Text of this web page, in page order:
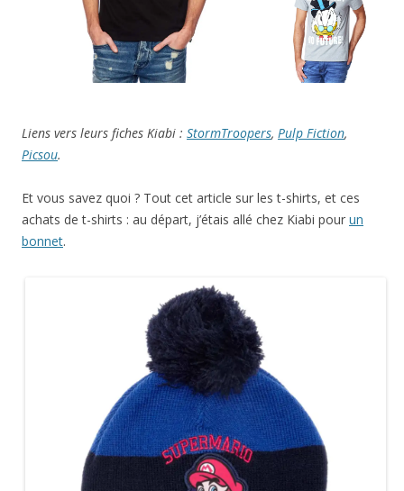
Liens vers leurs fiches Kiabi : StormTroopers, Pulp Fiction,
Picsou.
Et vous savez quoi ? Tout cet article sur les t-shirts, et ces
achats de t-shirts : au départ, j’étais allé chez Kiabi pour un
bonnet.